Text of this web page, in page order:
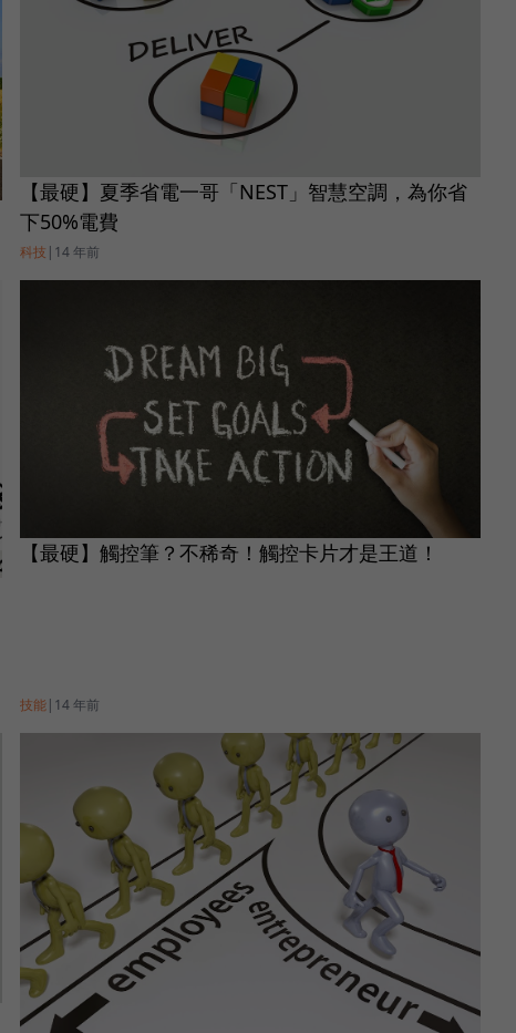
【最硬】夏季省電一哥「NEST」智慧空調，為你省
下50%電費
科技 | 14 年前
【最硬】觸控筆？不稀奇！觸控卡片才是王道！
技能| 14 年前